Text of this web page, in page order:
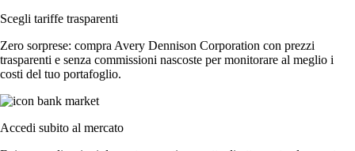
Scegli tariffe trasparenti
Zero sorprese: compra Avery Dennison Corporation con prezzi
trasparenti e senza commissioni nascoste per monitorare al meglio i
costi del tuo portafoglio.
Accedi subito al mercato